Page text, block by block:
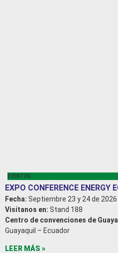
EVENTOS
EXPO CONFERENCE ENERGY
Fecha: Septiembre 23 y 24 de 2026
Visítanos en: Stand 188
Centro de convenciones de
Guayaquil – Ecuador
LEER MÁS »